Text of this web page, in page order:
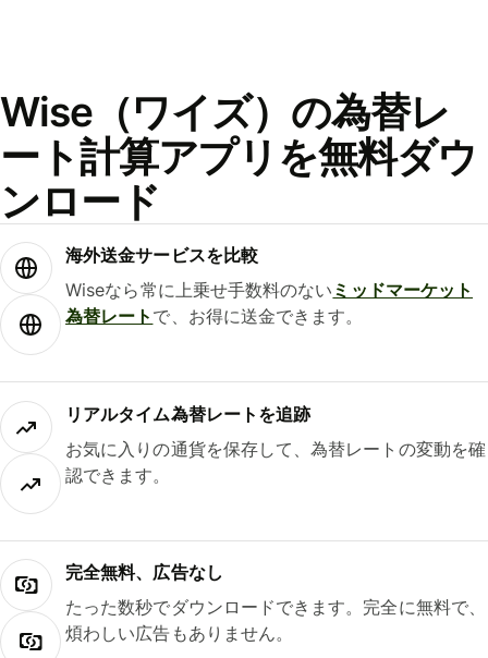
Wise（ワイズ）の為替レ
ート計算アプリを無料ダウ
ンロード
海外送金サービスを比較
Wiseなら常に上乗せ手数料のない ミッドマーケット
為替レート で、お得に送金できます。
リアルタイム為替レートを追跡
お気に入りの通貨を保存して、為替レートの変動を確
認できます。
完全無料、広告なし
たった数秒でダウンロードできます。完全に無料で、
煩わしい広告もありません。